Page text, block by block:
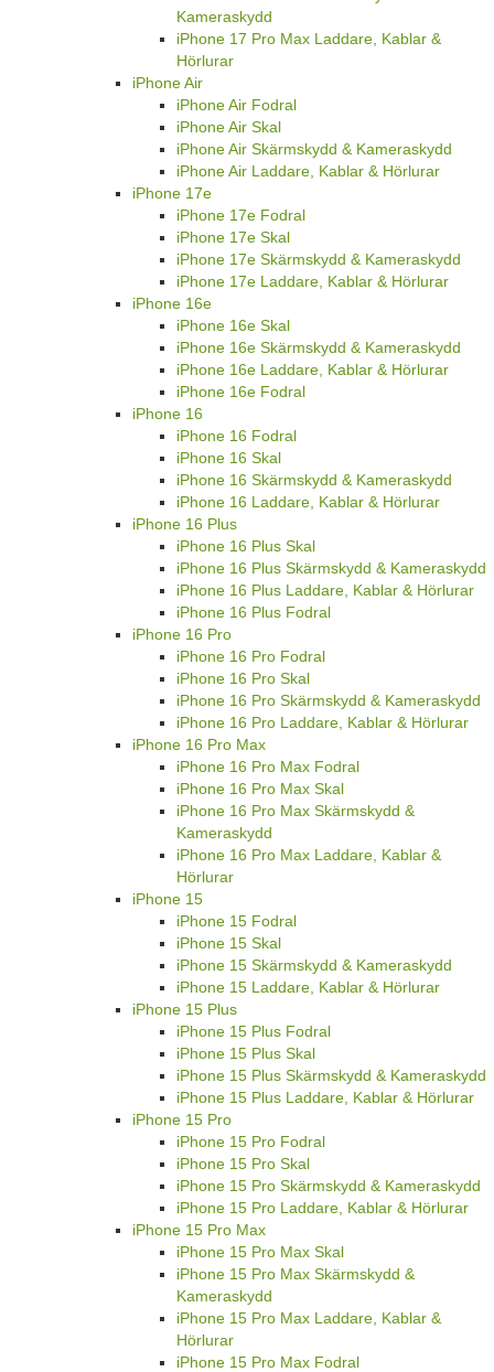
Kameraskydd
iPhone 17 Pro Max Laddare, Kablar &
Hörlurar
iPhone Air
iPhone Air Fodral
iPhone Air Skal
iPhone Air Skärmskydd & Kameraskydd
iPhone Air Laddare, Kablar & Hörlurar
iPhone 17e
iPhone 17e Fodral
iPhone 17e Skal
iPhone 17e Skärmskydd & Kameraskydd
iPhone 17e Laddare, Kablar & Hörlurar
iPhone 16e
iPhone 16e Skal
iPhone 16e Skärmskydd & Kameraskydd
iPhone 16e Laddare, Kablar & Hörlurar
iPhone 16e Fodral
iPhone 16
iPhone 16 Fodral
iPhone 16 Skal
iPhone 16 Skärmskydd & Kameraskydd
iPhone 16 Laddare, Kablar & Hörlurar
iPhone 16 Plus
iPhone 16 Plus Skal
iPhone 16 Plus Skärmskydd & Kameraskydd
iPhone 16 Plus Laddare, Kablar & Hörlurar
iPhone 16 Plus Fodral
iPhone 16 Pro
iPhone 16 Pro Fodral
iPhone 16 Pro Skal
iPhone 16 Pro Skärmskydd & Kameraskydd
iPhone 16 Pro Laddare, Kablar & Hörlurar
iPhone 16 Pro Max
iPhone 16 Pro Max Fodral
iPhone 16 Pro Max Skal
iPhone 16 Pro Max Skärmskydd &
Kameraskydd
iPhone 16 Pro Max Laddare, Kablar &
Hörlurar
iPhone 15
iPhone 15 Fodral
iPhone 15 Skal
iPhone 15 Skärmskydd & Kameraskydd
iPhone 15 Laddare, Kablar & Hörlurar
iPhone 15 Plus
iPhone 15 Plus Fodral
iPhone 15 Plus Skal
iPhone 15 Plus Skärmskydd & Kameraskydd
iPhone 15 Plus Laddare, Kablar & Hörlurar
iPhone 15 Pro
iPhone 15 Pro Fodral
iPhone 15 Pro Skal
iPhone 15 Pro Skärmskydd & Kameraskydd
iPhone 15 Pro Laddare, Kablar & Hörlurar
iPhone 15 Pro Max
iPhone 15 Pro Max Skal
iPhone 15 Pro Max Skärmskydd &
Kameraskydd
iPhone 15 Pro Max Laddare, Kablar &
Hörlurar
iPhone 15 Pro Max Fodral